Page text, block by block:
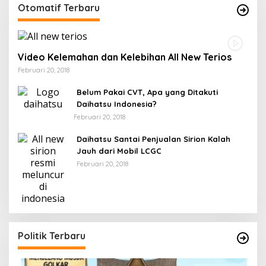
Otomatif Terbaru
Video Kelemahan dan Kelebihan All New Terios
Februari 20, 2018
Belum Pakai CVT, Apa yang Ditakuti
Daihatsu Indonesia?
Februari 20, 2018
Daihatsu Santai Penjualan Sirion Kalah
Jauh dari Mobil LCGC
Februari 20, 2018
Politik Terbaru